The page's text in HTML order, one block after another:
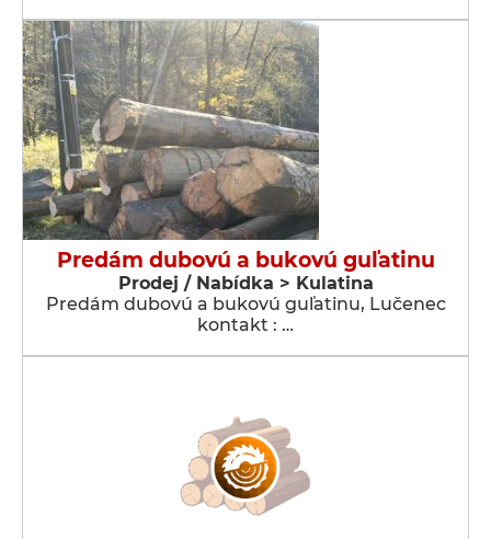
Predám dubovú a bukovú guľatinu
Prodej / Nabídka > Kulatina
Predám dubovú a bukovú guľatinu, Lučenec
kontakt : …